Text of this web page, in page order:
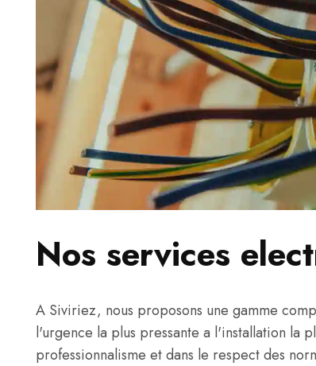
Nos services
A Siviriez, nous proposons une gamme
l'urgence la plus pressante a l'installation la
professionnalisme et dans le respect des